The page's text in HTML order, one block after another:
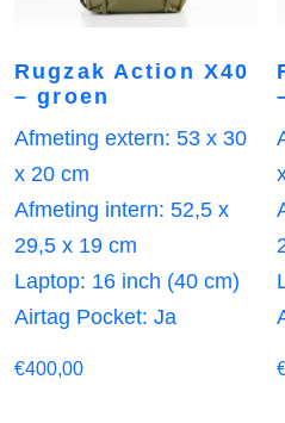
Rugzak Action X40
– groen
Afmeting extern: 53 x 30
x 20 cm
Afmeting intern: 52,5 x
29,5 x 19 cm
Laptop: 16 inch (40 cm)
Airtag Pocket: Ja
€400,00